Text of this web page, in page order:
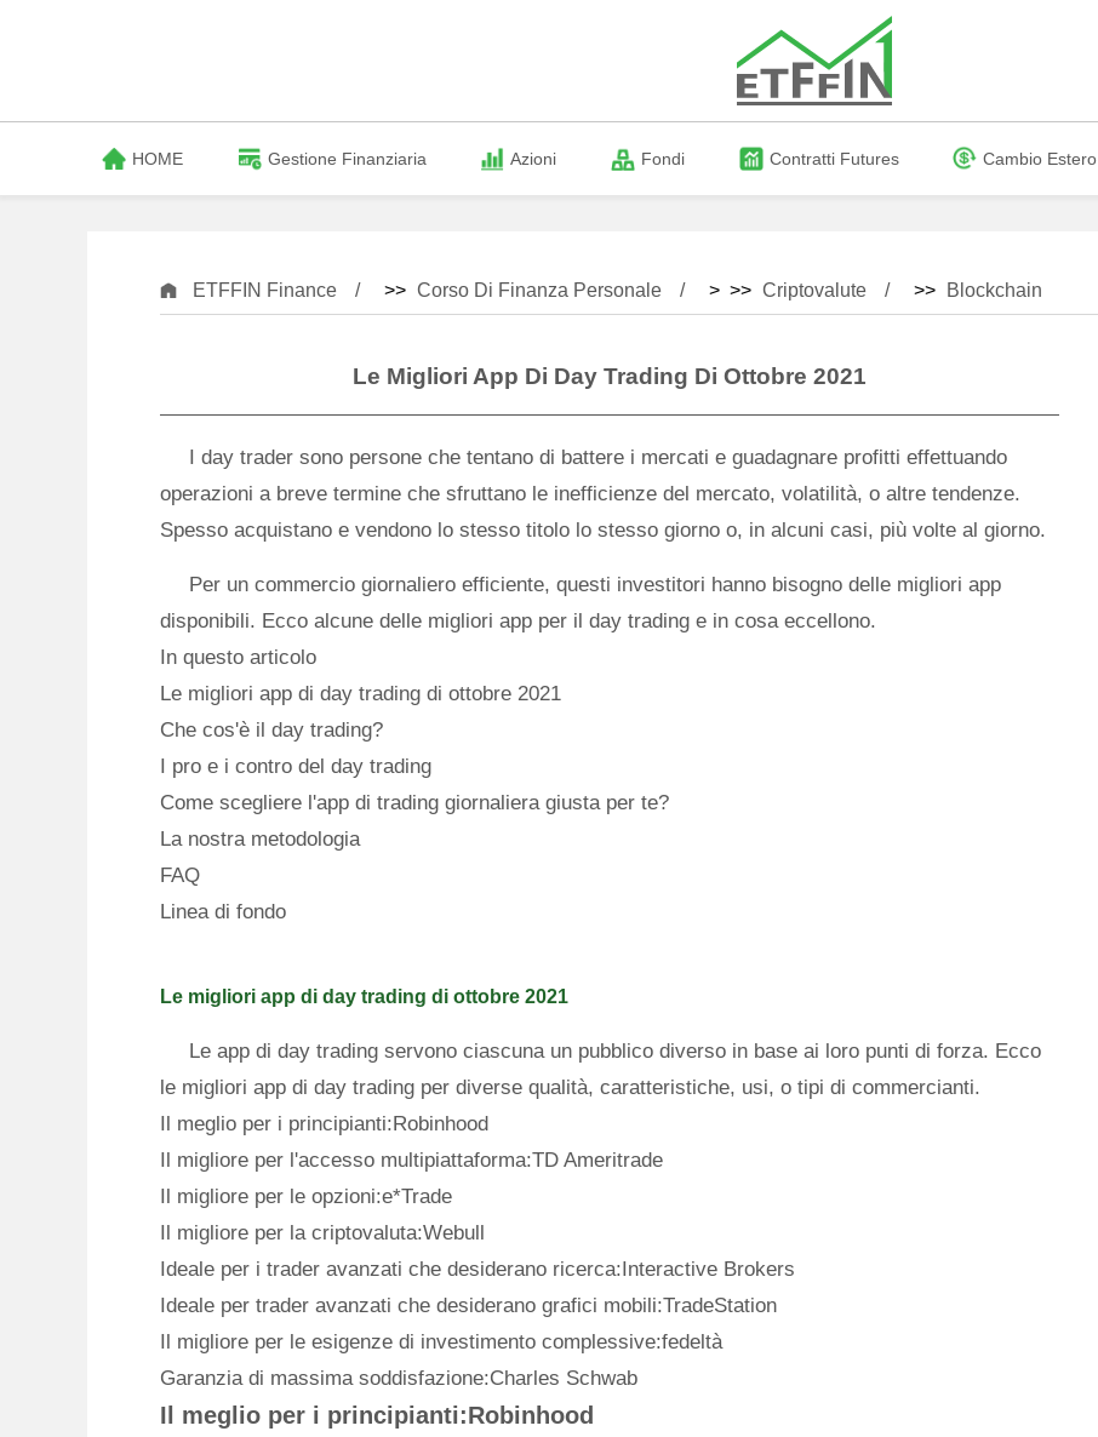
HOME Gestione Finanziaria Azioni Fondi Contratti Futures Cambio Estero
ETFFIN Finance >> Corso Di Finanza Personale > >> Criptovalute >> Blockchain
Le Migliori App Di Day Trading Di Ottobre 2021
I day trader sono persone che tentano di battere i mercati e guadagnare profitti effettuando
operazioni a breve termine che sfruttano le inefficienze del mercato, volatilità, o altre tendenze.
Spesso acquistano e vendono lo stesso titolo lo stesso giorno o, in alcuni casi, più volte al giorno.
Per un commercio giornaliero efficiente, questi investitori hanno bisogno delle migliori app
disponibili. Ecco alcune delle migliori app per il day trading e in cosa eccellono.
In questo articolo
Le migliori app di day trading di ottobre 2021
Che cos'è il day trading?
I pro e i contro del day trading
Come scegliere l'app di trading giornaliera giusta per te?
La nostra metodologia
FAQ
Linea di fondo
Le migliori app di day trading di ottobre 2021
Le app di day trading servono ciascuna un pubblico diverso in base ai loro punti di forza. Ecco
le migliori app di day trading per diverse qualità, caratteristiche, usi, o tipi di commercianti.
Il meglio per i principianti:Robinhood
Il migliore per l'accesso multipiattaforma:TD Ameritrade
Il migliore per le opzioni:e*Trade
Il migliore per la criptovaluta:Webull
Ideale per i trader avanzati che desiderano ricerca:Interactive Brokers
Ideale per trader avanzati che desiderano grafici mobili:TradeStation
Il migliore per le esigenze di investimento complessive:fedeltà
Garanzia di massima soddisfazione:Charles Schwab
Il meglio per i principianti:Robinhood